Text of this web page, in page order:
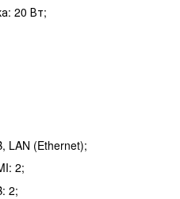
20 Вт;
LAN (Ethernet);
2;
2;